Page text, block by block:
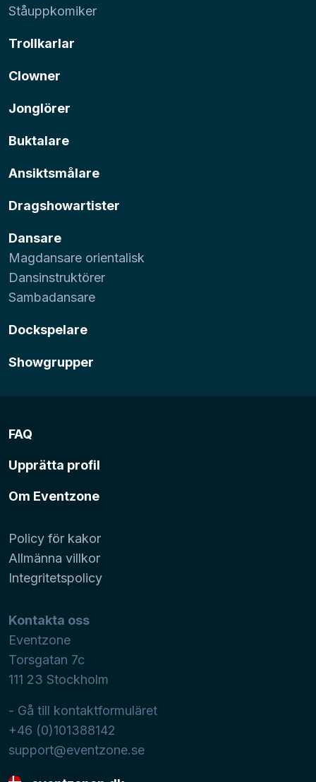
Ståuppkomiker
Trollkarlar
Clowner
Jonglörer
Buktalare
Ansiktsmålare
Dragshowartister
Dansare
Magdansare orientalisk
Dansinstruktörer
Sambadansare
Dockspelare
Showgrupper
FAQ
Upprätta profil
Om Eventzone
Policy för kakor
Allmänna villkor
Integritetspolicy
Kontakta oss
Eventzone
Torsgatan 7c
111 23 Stockholm
- Gå till kontaktformuläret
+46 (0)101388142
support@eventzone.se